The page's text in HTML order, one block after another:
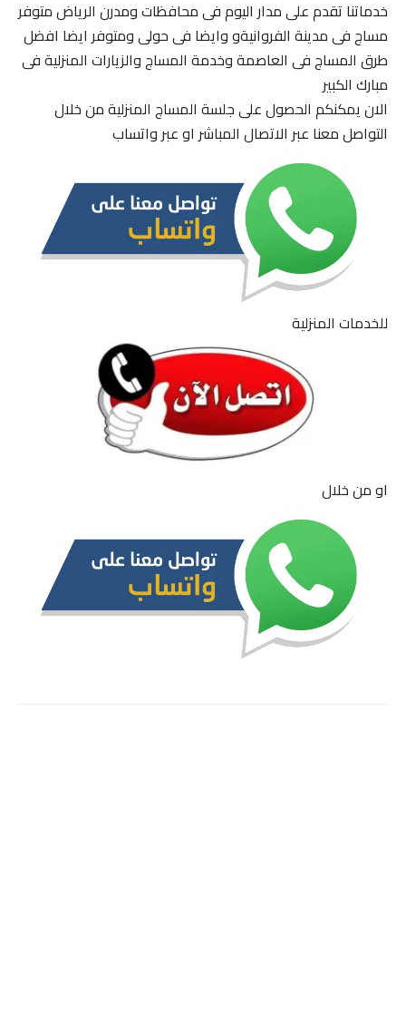
خدماتنا تقدم على مدار اليوم فى محافظات ومدرن الرياض متوفر
مساج فى مدينة الفروانيةو وايضا فى حولى ومتوفر ايضا افضل
طرق المساج فى العاصمة وخدمة المساج والزيارات المنزلية فى
مبارك الكبير
الان يمكنكم الحصول على جلسة المساج المنزلية من خلال
التواصل معنا عبر الاتصال المباشر او عبر واتساب
للخدمات المنزلية
او من خلال